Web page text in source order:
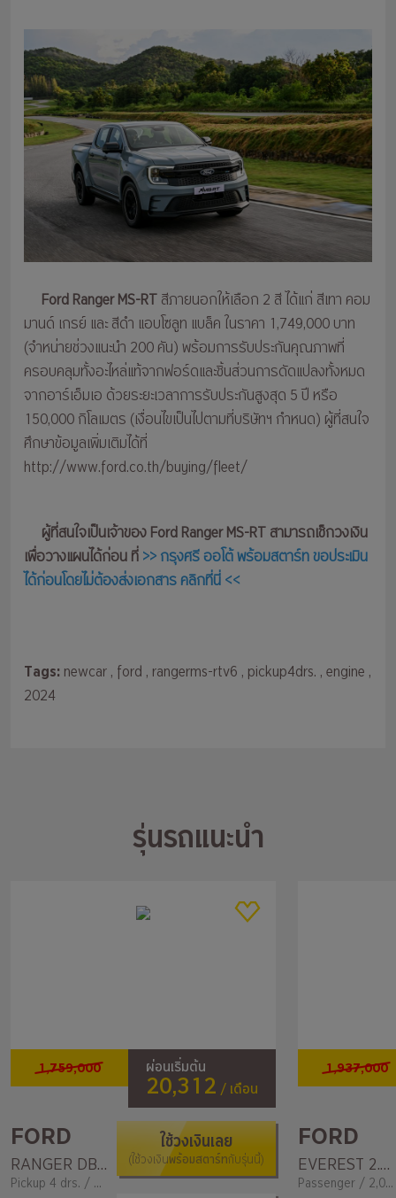
Ford Ranger MS-RTสีภายนอกให้เลือก 2 สี ได้แก่ สีเทา คอม
มานด์ เกรย์ และ สีดำ แอบโซลูท แบล็ค ในราคา 1,749,000 บาท
(จำหน่ายช่วงแนะนำ 200 คัน) พร้อมการรับประกันคุณภาพที่
ครอบคลุมทั้งอะไหล่แท้จากฟอร์ดและชิ้นส่วนการดัดแปลงทั้งหมด
จากอาร์เอ็มเอ ด้วยระยะเวลาการรับประกันสูงสุด 5 ปี หรือ
150,000 กิโลเมตร (เงื่อนไขเป็นไปตามที่บริษัทฯ กำหนด) ผู้ที่สนใจ
ศึกษาข้อมูลเพิ่มเติมได้ที่
http://www.ford.co.th/buying/fleet/
ผู้ที่สนใจเป็นเจ้าของ Ford Ranger MS-RT สามารถเช็กวงเงิน
เพื่อวางแผนได้ก่อน ที่>> กรุงศรี ออโต้ พร้อมสตาร์ท ขอประเมิน
ได้ก่อนโดยไม่ต้องส่งเอกสาร คลิกที่นี่ <<
Tags: newcar, ford , rangerms-rtv6 , pickup4drs. , engine ,
2024
รุ่นรถแนะนำ
1,759,000 ผ่อนเริ่มต้น
20,312 / เดือน
FORD
RANGER DBL Cab 3.0L V6 Turbo 4WD 10AT MS-RT
Pickup 4 drs. / 2,000
ใช้วงเงินเลย
(ใช้วงเงินพร้อมสตาร์ทกับรุ่นนี้)
1,937,000
FORD
EVEREST 2.0L Bi-Turbo Wildtrak 4x4 10AT
Passenger / 2,000